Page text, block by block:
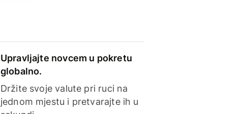
Upravljajte novcem u pokretu
globalno.
Držite svoje valute pri ruci na
jednom mjestu i pretvarajte ih u